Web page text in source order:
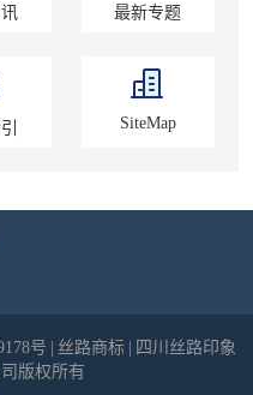
最新专题
SiteMap
号 | 丝路商标 | 四川丝路印象
版权所有